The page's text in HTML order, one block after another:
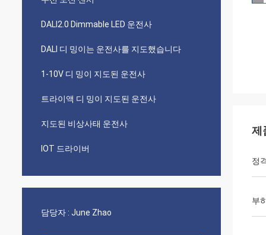
DALI2.0 Dimmable LED 운전사
DALI 디 밍이는 운전사를 지도했습니다
1-10V 디 밍이 지도된 운전사
트라이액 디 밍이 지도된 운전사
지도된 비상사태 운전사
IOT 드라이버
담당자 : June Zhao
제
정
부